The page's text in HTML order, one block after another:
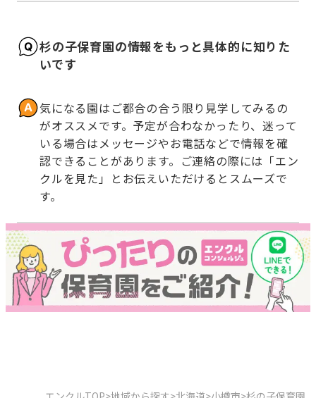
杉の子保育園の情報をもっと具体的に知りた
いです
気になる園はご都合の合う限り見学してみるの
がオススメです。予定が合わなかったり、迷って
いる場合はメッセージやお電話などで情報を確
認できることがあります。ご連絡の際には「エン
クルを見た」とお伝えいただけるとスムーズで
す。